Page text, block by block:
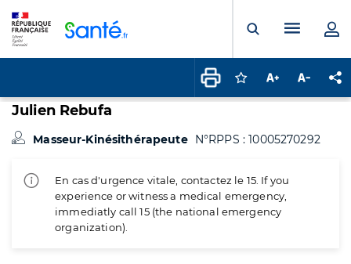
Ouvrir laMenu
Connectez-vous
Augmenter la
Julien Rebufa
Masseur-Kinésithérapeute N°RPPS : 10005270292
En cas d'urgence vitale, contactez le 15. If you
experience or witness a medical emergency,
immediatly call 15 (the national emergency
organization).